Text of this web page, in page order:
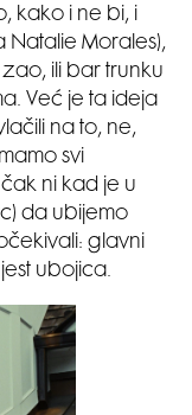
kako i ne bi, i
Natalie Morales),
ili bar trunku
Već je ta ideja
na to, ne,
svi
ni kad je u
da ubijemo
glavni
jest ubojica.